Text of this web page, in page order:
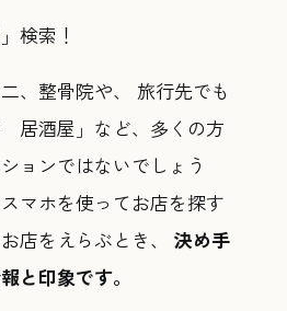
検索！
、整骨院や、 旅行先でも
居酒屋」など、多くの方
ョンではないでしょう
マホを使ってお店を探す
店をえらぶとき、
決め手
と印象です。